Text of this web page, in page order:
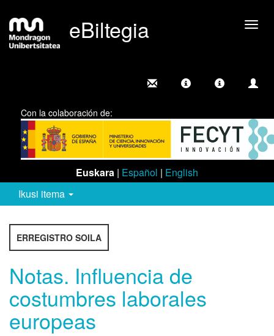
eBiltegia
Con la colaboración de:
Euskara | Español | English
Ikusi itema
ERREGISTRO SOILA
Notas. Influencia de
costumbres laborales
europeas